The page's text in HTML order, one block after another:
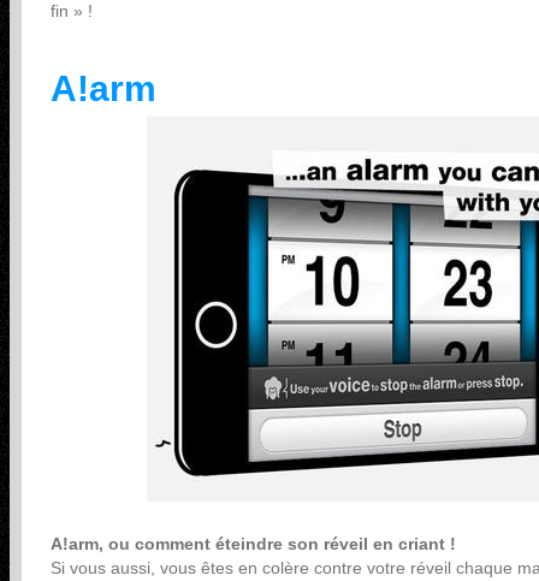
fin » !
A!arm
A!arm, ou comment éteindre son réveil en criant !
Si vous aussi, vous êtes en colère contre votre réveil chaque